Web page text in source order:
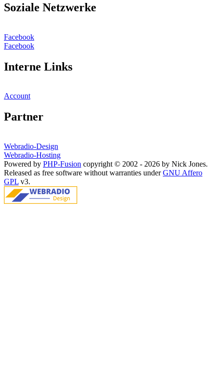
Soziale Netzwerke
Facebook
Facebook
Interne Links
Account
Partner
Webradio-Design
Webradio-Hosting
Powered by PHP-Fusion copyright © 2002 - 2026 by Nick Jones.
Released as free software without warranties underGNU Affero
GPL v3.